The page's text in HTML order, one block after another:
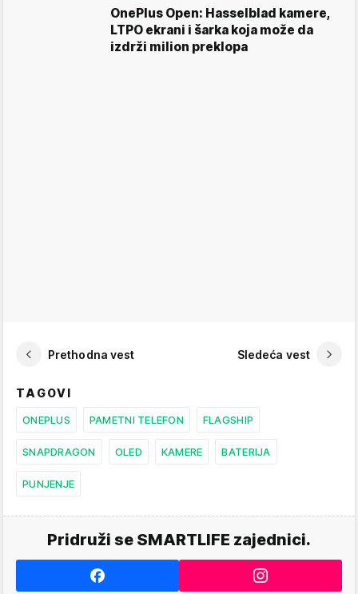
OnePlus Open: Hasselblad kamere,
LTPO ekrani i šarka koja može da
izdrži milion preklopa
Prethodna vest Sledeća vest
TAGOVI
ONEPLUS PAMETNI TELEFON FLAGSHIP
SNAPDRAGON OLED KAMERE BATERIJA
PUNJENJE
Pridruži se SMARTLIFE zajednici.